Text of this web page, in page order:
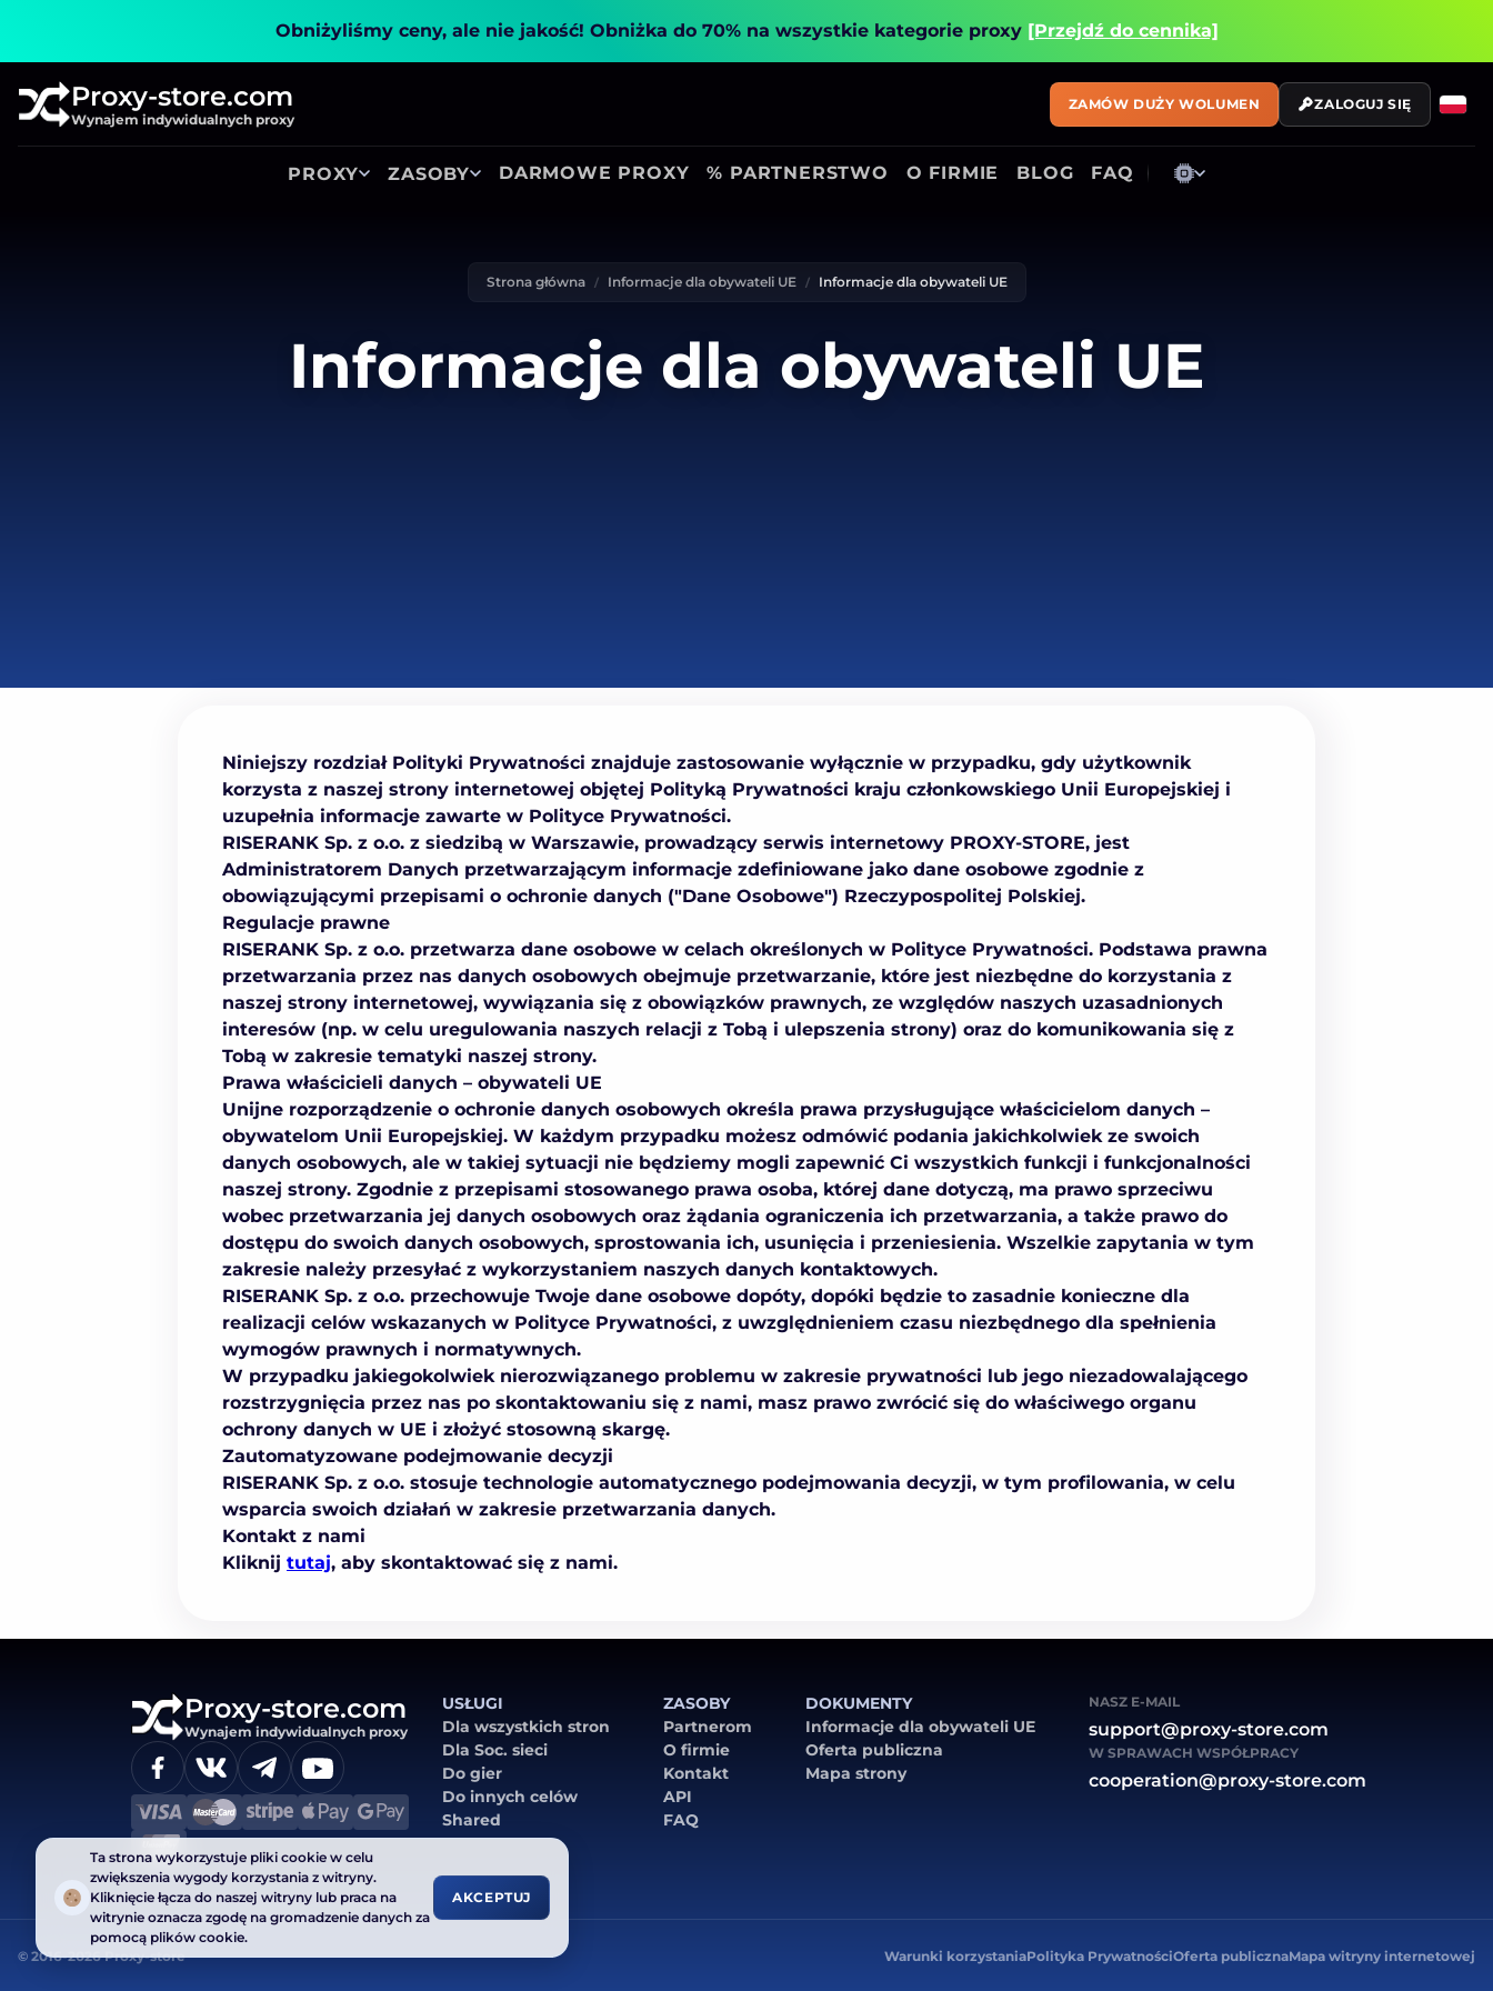
Obniżyliśmy ceny, ale nie jakość! Obniżka do 70% na wszystkie kategorie proxy [Przejdź do cennika]
Proxy-store.com
Wynajem indywidualnych proxy
PROXY ZASOBY DARMOWE PROXY % PARTNERSTWO O FIRMIE BLOG FAQ
ZAMÓW DUŻY WOLUMEN ZALOGUJ SIĘ
Strona główna Informacje dla obywateli UE Informacje dla obywateli UE
Informacje dla obywateli UE
Niniejszy rozdział Polityki Prywatności znajduje zastosowanie wyłącznie w przypadku, gdy użytkownik
korzysta z naszej strony internetowej objętej Polityką Prywatności kraju członkowskiego Unii Europejskiej i
uzupełnia informacje zawarte w Polityce Prywatności.
RISERANK Sp. z o.o. z siedzibą w Warszawie, prowadzący serwis internetowy PROXY-STORE, jest
Administratorem Danych przetwarzającym informacje zdefiniowane jako dane osobowe zgodnie z
obowiązującymi przepisami o ochronie danych ("Dane Osobowe") Rzeczypospolitej Polskiej.
Regulacje prawne
RISERANK Sp. z o.o. przetwarza dane osobowe w celach określonych w Polityce Prywatności. Podstawa prawna
przetwarzania przez nas danych osobowych obejmuje przetwarzanie, które jest niezbędne do korzystania z
naszej strony internetowej, wywiązania się z obowiązków prawnych, ze względów naszych uzasadnionych
interesów (np. w celu uregulowania naszych relacji z Tobą i ulepszenia strony) oraz do komunikowania się z
Tobą w zakresie tematyki naszej strony.
Prawa właścicieli danych – obywateli UE
Unijne rozporządzenie o ochronie danych osobowych określa prawa przysługujące właścicielom danych –
obywatelom Unii Europejskiej. W każdym przypadku możesz odmówić podania jakichkolwiek ze swoich
danych osobowych, ale w takiej sytuacji nie będziemy mogli zapewnić Ci wszystkich funkcji i funkcjonalności
naszej strony. Zgodnie z przepisami stosowanego prawa osoba, której dane dotyczą, ma prawo sprzeciwu
wobec przetwarzania jej danych osobowych oraz żądania ograniczenia ich przetwarzania, а także prawo do
dostępu do swoich danych osobowych, sprostowania ich, usunięcia i przeniesienia. Wszelkie zapytania w tym
zakresie należy przesyłać z wykorzystaniem naszych danych kontaktowych.
RISERANK Sp. z o.o. przechowuje Twoje dane osobowe dopóty, dopóki będzie to zasadnie konieczne dla
realizacji celów wskazanych w Polityce Prywatności, z uwzględnieniem czasu niezbędnego dla spełnienia
wymogów prawnych i normatywnych.
W przypadku jakiegokolwiek nierozwiązanego problemu w zakresie prywatności lub jego niezadowalającego
rozstrzygnięcia przez nas po skontaktowaniu się z nami, masz prawo zwrócić się do właściwego organu
ochrony danych w UE i złożyć stosowną skargę.
Zautomatyzowane podejmowanie decyzji
RISERANK Sp. z o.o. stosuje technologie automatycznego podejmowania decyzji, w tym profilowania, w celu
wsparcia swoich działań w zakresie przetwarzania danych.
Kontakt z nami
Kliknij tutaj, aby skontaktować się z nami.
Proxy-store.com
Wynajem indywidualnych proxy
USŁUGI
Dla wszystkich stron
Dla Soc. sieci
Do gier
Do innych celów
Shared
ZASOBY
Partnerom
O firmie
Kontakt
API
FAQ
DOKUMENTY
Informacje dla obywateli UE
Oferta publiczna
Mapa strony
NASZ E-MAIL
support@proxy-store.com
W SPRAWACH WSPÓŁPRACY
cooperation@proxy-store.com
© 2016-2026 Proxy-store Warunki korzystaniaPolityka PrywatnościOferta publicznaMapa witryny internetowej
Ta strona wykorzystuje pliki cookie w celu
zwiększenia wygody korzystania z witryny.
Kliknięcie łącza do naszej witryny lub praca na
witrynie oznacza zgodę na gromadzenie danych za
pomocą plików cookie.
AKCEPTUJ